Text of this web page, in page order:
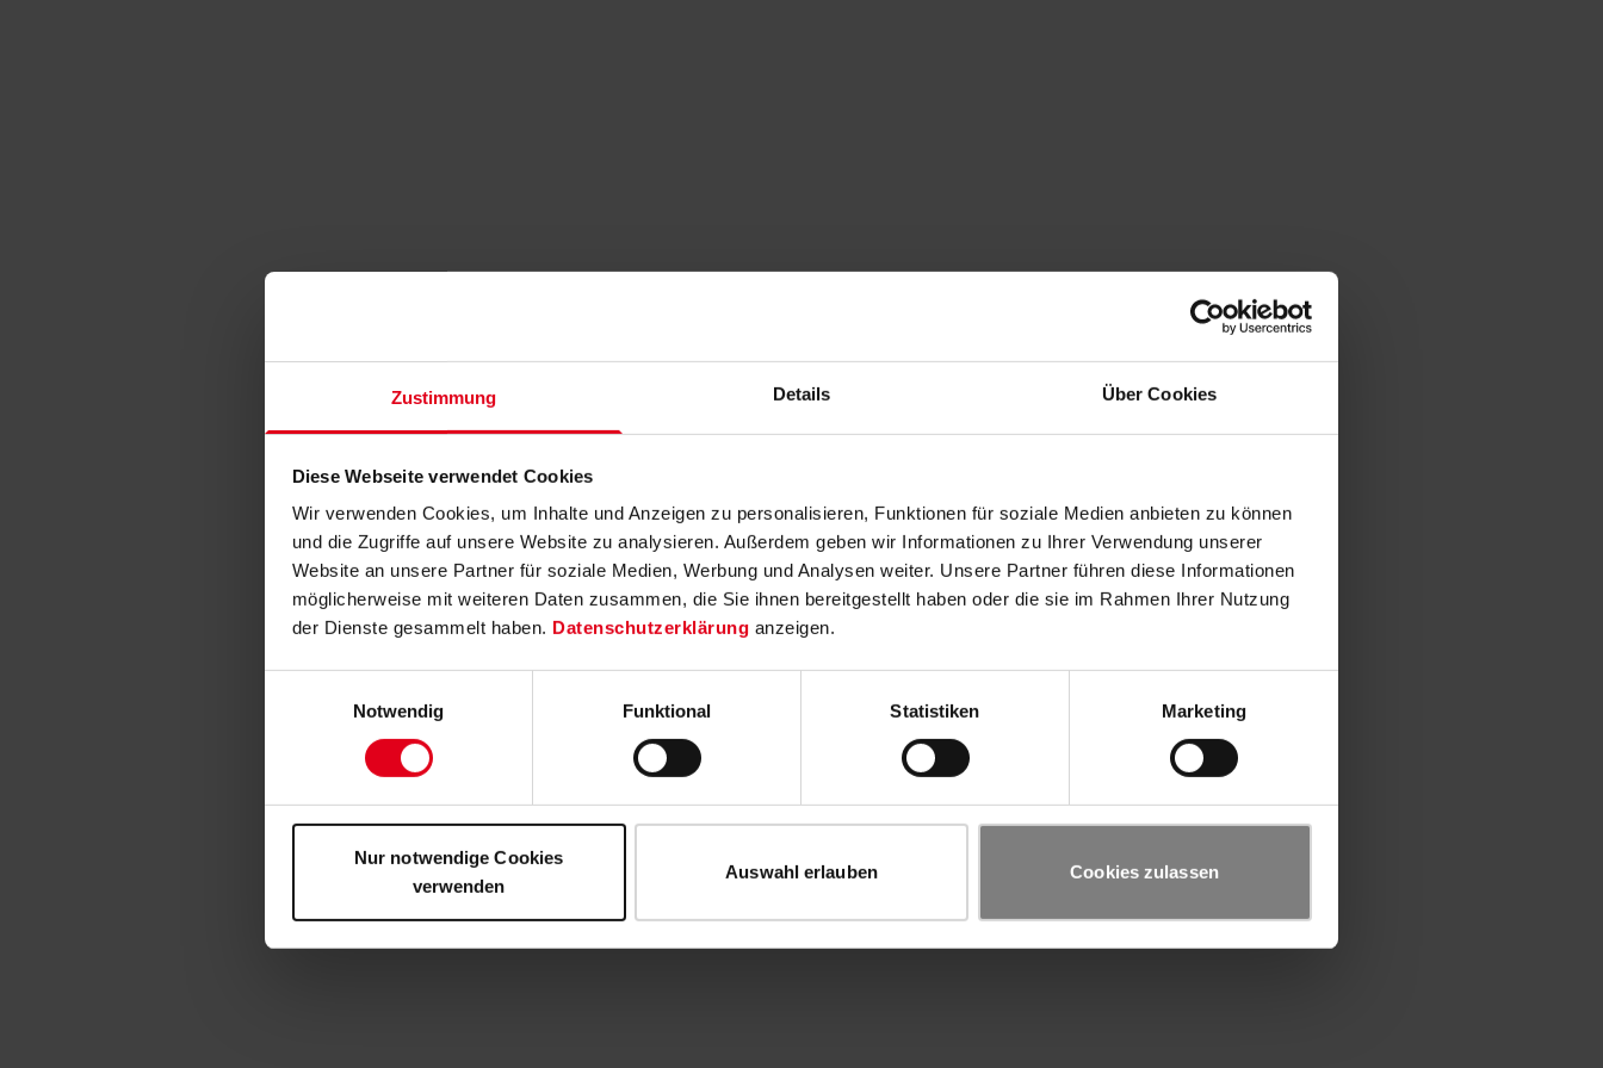
Zustimmung Details Über Cookies
Diese Webseite verwendet Cookies
Wir verwenden Cookies, um Inhalte und Anzeigen zu personalisieren, Funktionen für soziale Medien anbieten zu können
und die Zugriffe auf unsere Website zu analysieren. Außerdem geben wir Informationen zu Ihrer Verwendung unserer
Website an unsere Partner für soziale Medien, Werbung und Analysen weiter. Unsere Partner führen diese Informationen
möglicherweise mit weiteren Daten zusammen, die Sie ihnen bereitgestellt haben oder die sie im Rahmen Ihrer Nutzung
der Dienste gesammelt haben. Datenschutzerklärung anzeigen.
Notwendig
Funktional Statistiken Marketing
Nur notwendige Cookies
verwenden
Auswahl erlauben Cookies zulassen